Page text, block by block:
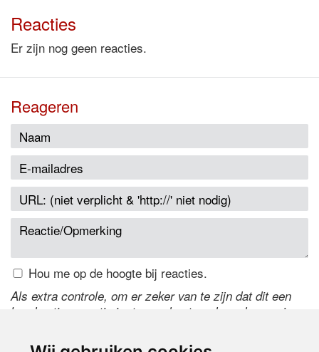
Reacties
Er zijn nog geen reacties.
Reageren
Hou me op de hoogte bij reacties.
Als extra controle, om er zeker van te zijn dat dit een
handmatige reactie is, typ onderstaande code over in
de code te wijzigen.